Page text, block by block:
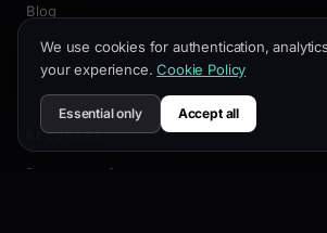
Blog
Contato
RECURSOS
Documentação
We use cookies for authentication,
your experience. Cookie Policy
Essential only Accept all